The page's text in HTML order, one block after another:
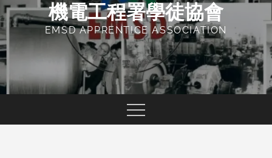
機電工程署學徒協會
EMSD APPRENTICE ASSOCIATION